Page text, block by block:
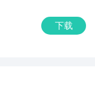
下载